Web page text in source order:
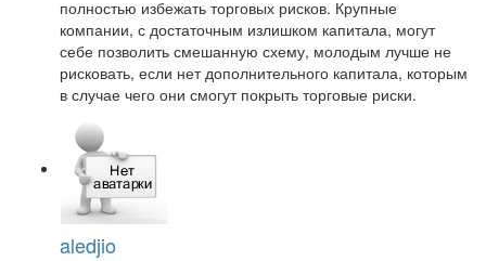
полностью избежать торговых рисков. Крупные
компании, с достаточным излишком капитала, могут
себе позволить смешанную схему, молодым лучше не
рисковать, если нет дополнительного капитала, которым
в случае чего они смогут покрыть торговые риски.
aledjio